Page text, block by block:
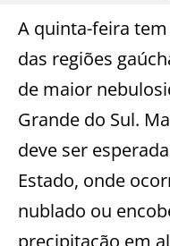
A quinta-feira
das regiões
de maior
Grande do Sul.
deve ser
Estado, onde
nublado ou
precipitação em